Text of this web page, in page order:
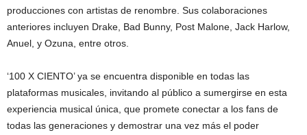
producciones con artistas de renombre. Sus colaboraciones
anteriores incluyen Drake, Bad Bunny, Post Malone, Jack Harlow,
Anuel, y Ozuna, entre otros.
‘100 X CIENTO’ ya se encuentra disponible en todas las
plataformas musicales, invitando al público a sumergirse en esta
experiencia musical única, que promete conectar a los fans de
todas las generaciones y demostrar una vez más el poder